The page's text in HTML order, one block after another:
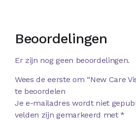
Beoordelingen
Er zijn nog geen beoordelingen.
Wees de eerste om “New Care
te beoordelen
Je e-mailadres wordt niet
velden zijn gemarkeerd met*